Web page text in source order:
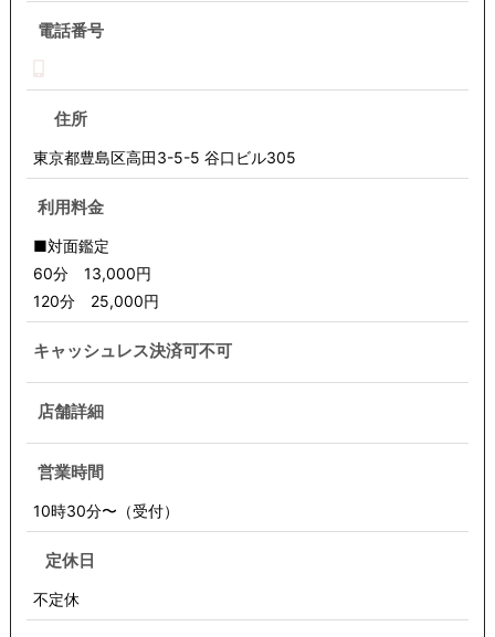
電話番号
住所
東京都豊島区高田3-5-5 谷口ビル305
利用料金
■対面鑑定
60分 13,000円
120分 25,000円
キャッシュレス決済可不可
店舗詳細
営業時間
10時30分〜（受付）
定休日
不定休